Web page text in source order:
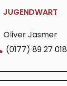
JUGENDWART
Oliver Jasmer
(0177) 89 27 018